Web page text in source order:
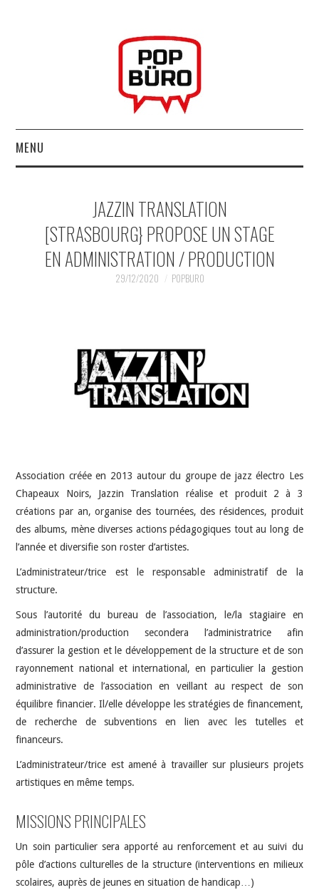
MENU
MUSIQUESACTUELLES.NET
GABBA GABBA HEY !
JAZZIN TRANSLATION
[STRASBOURG} PROPOSE UN STAGE
EN ADMINISTRATION / PRODUCTION
29/12/2020 POPBURO
Association créée en 2013 autour du groupe de jazz électro Les
Chapeaux Noirs, Jazzin Translation réalise et produit 2 à 3
créations par an, organise des tournées, des résidences, produit
des albums, mène diverses actions pédagogiques tout au long de
l’année et diversifie son roster d’artistes.
L’administrateur/trice est le responsable administratif de la
structure.
Sous l’autorité du bureau de l’association, le/la stagiaire en
administration/production secondera l’administratrice afin
d’assurer la gestion et le développement de la structure et de son
rayonnement national et international, en particulier la gestion
administrative de l’association en veillant au respect de son
équilibre financier. Il/elle développe les stratégies de financement,
de recherche de subventions en lien avec les tutelles et
financeurs.
L’administrateur/trice est amené à travailler sur plusieurs projets
artistiques en même temps.
MISSIONS PRINCIPALES
Un soin particulier sera apporté au renforcement et au suivi du
pôle d’actions culturelles de la structure (interventions en milieux
scolaires, auprès de jeunes en situation de handicap…)